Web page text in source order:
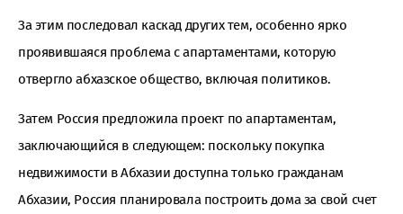
За этим последовал каскад других тем, особенно ярко
проявившаяся проблема с апартаментами, которую
отвергло абхазское общество, включая политиков.
Затем Россия предложила проект по апартаментам,
заключающийся в следующем: поскольку покупка
недвижимости в Абхазии доступна только гражданам
Абхазии, Россия планировала построить дома за свой счет